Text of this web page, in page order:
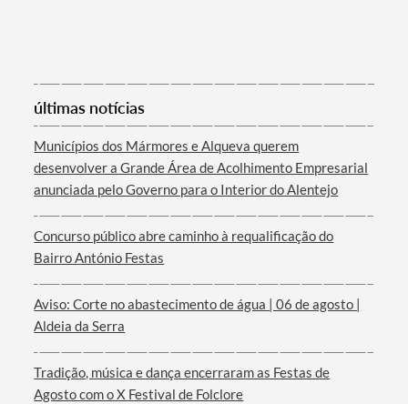
Categorias gerais
últimas notícias
Municípios dos Mármores e Alqueva querem
desenvolver a Grande Área de Acolhimento Empresarial
anunciada pelo Governo para o Interior do Alentejo
Concurso público abre caminho à requalificação do
Bairro António Festas
Aviso: Corte no abastecimento de água | 06 de agosto |
Aldeia da Serra
Tradição, música e dança encerraram as Festas de
Agosto com o X Festival de Folclore